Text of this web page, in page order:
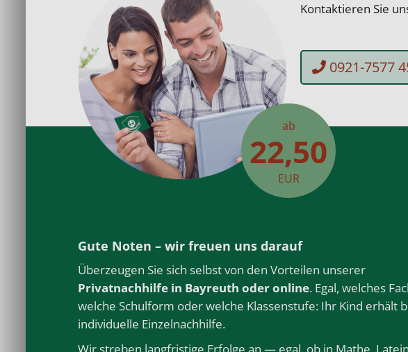
Kontaktieren Sie
0921-7577
ab
22,50
EUR
Gute Noten – wir freuen uns darauf
Überzeugen Sie sich selbst von den Vorteilen unserer
Privatnachhilfe in Bayreuth oder online. Egal, welches
welche Schulform oder welche Klassenstufe: Ihr Kind erhält
individuelle Einzelnachhilfe.